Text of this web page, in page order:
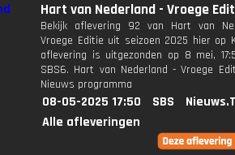
Hart van Nederland - Vroege
Bekijk aflevering 92 van Hart van
Vroege Editie uit seizoen 2025 hier op
aflevering is uitgezonden op 8 mei,
SBS6. Hart van Nederland - Vroege
Nieuws programma
08-05-2025 17:50 SBS
Alle afleveringen